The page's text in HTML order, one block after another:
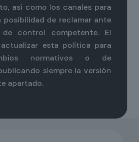
así como los canales para
posibilidad de reclamar ante
control competente. El
esta política para
normativos o de
siempre la versión
apartado.